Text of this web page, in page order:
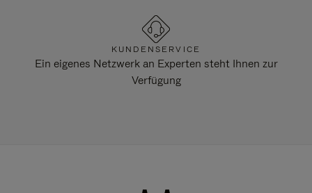
KUNDENSERVICE
Ein eigenes Netzwerk an Experten steht Ihnen zur
Verfügung